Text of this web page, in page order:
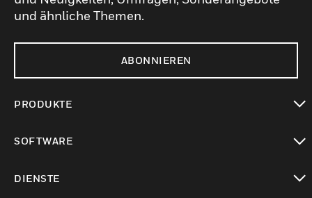
und ähnliche Themen.
ABONNIEREN
PRODUKTE
SOFTWARE
DIENSTE